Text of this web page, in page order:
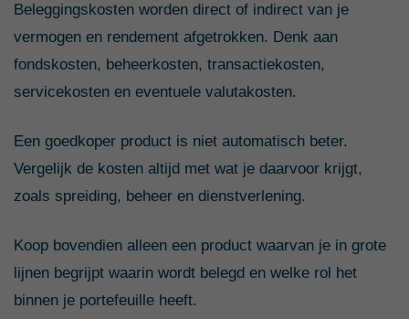
Beleggingskosten worden direct of indirect van je
vermogen en rendement afgetrokken. Denk aan
fondskosten, beheerkosten, transactiekosten,
servicekosten en eventuele valutakosten.
Een goedkoper product is niet automatisch beter.
Vergelijk de kosten altijd met wat je daarvoor krijgt,
zoals spreiding, beheer en dienstverlening.
Koop bovendien alleen een product waarvan je in grote
lijnen begrijpt waarin wordt belegd en welke rol het
binnen je portefeuille heeft.